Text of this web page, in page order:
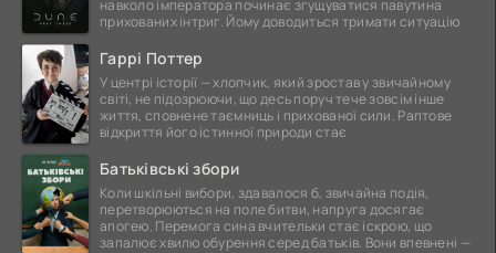
навколо імператора починає згущуватися павутина
прихованих інтриг. Йому доводиться тримати ситуацію
Гаррі Поттер
У центрі історії — хлопчик, який зростав у звичайному
світі, не підозрюючи, що десь поруч тече зовсім інше
життя, сповнене таємниць і прихованої сили. Раптове
відкриття його істинної природи стає
Батьківські збори
Коли шкільні вибори, здавалося б, звичайна подія,
перетворюються на поле битви, напруга досягає
апогею. Перемога сина вчительки стає іскрою, що
запалює хвилю обурення серед батьків. Вони впевнені —